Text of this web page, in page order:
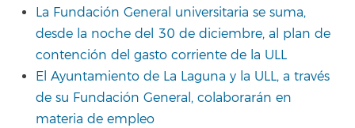
La Fundación General universitaria se suma,
desde la noche del 30 de diciembre, al plan de
contención del gasto corriente de la ULL
El Ayuntamiento de La Laguna y la ULL, a través
de su Fundación General, colaborarán en
materia de empleo